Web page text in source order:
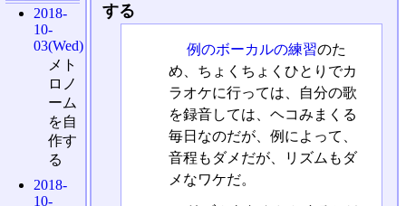
する
例のボーカルの練習のた
め、ちょくちょくひとりでカ
ラオケに行っては、自分の歌
を録音しては、ヘコみまくる
毎日なのだが、例によって、
音程もダメだが、リズムもダ
メなワケだ。
2018-
10-
03(Wed)
メト
ロノ
ーム
を自
作す
る
2018-
10-